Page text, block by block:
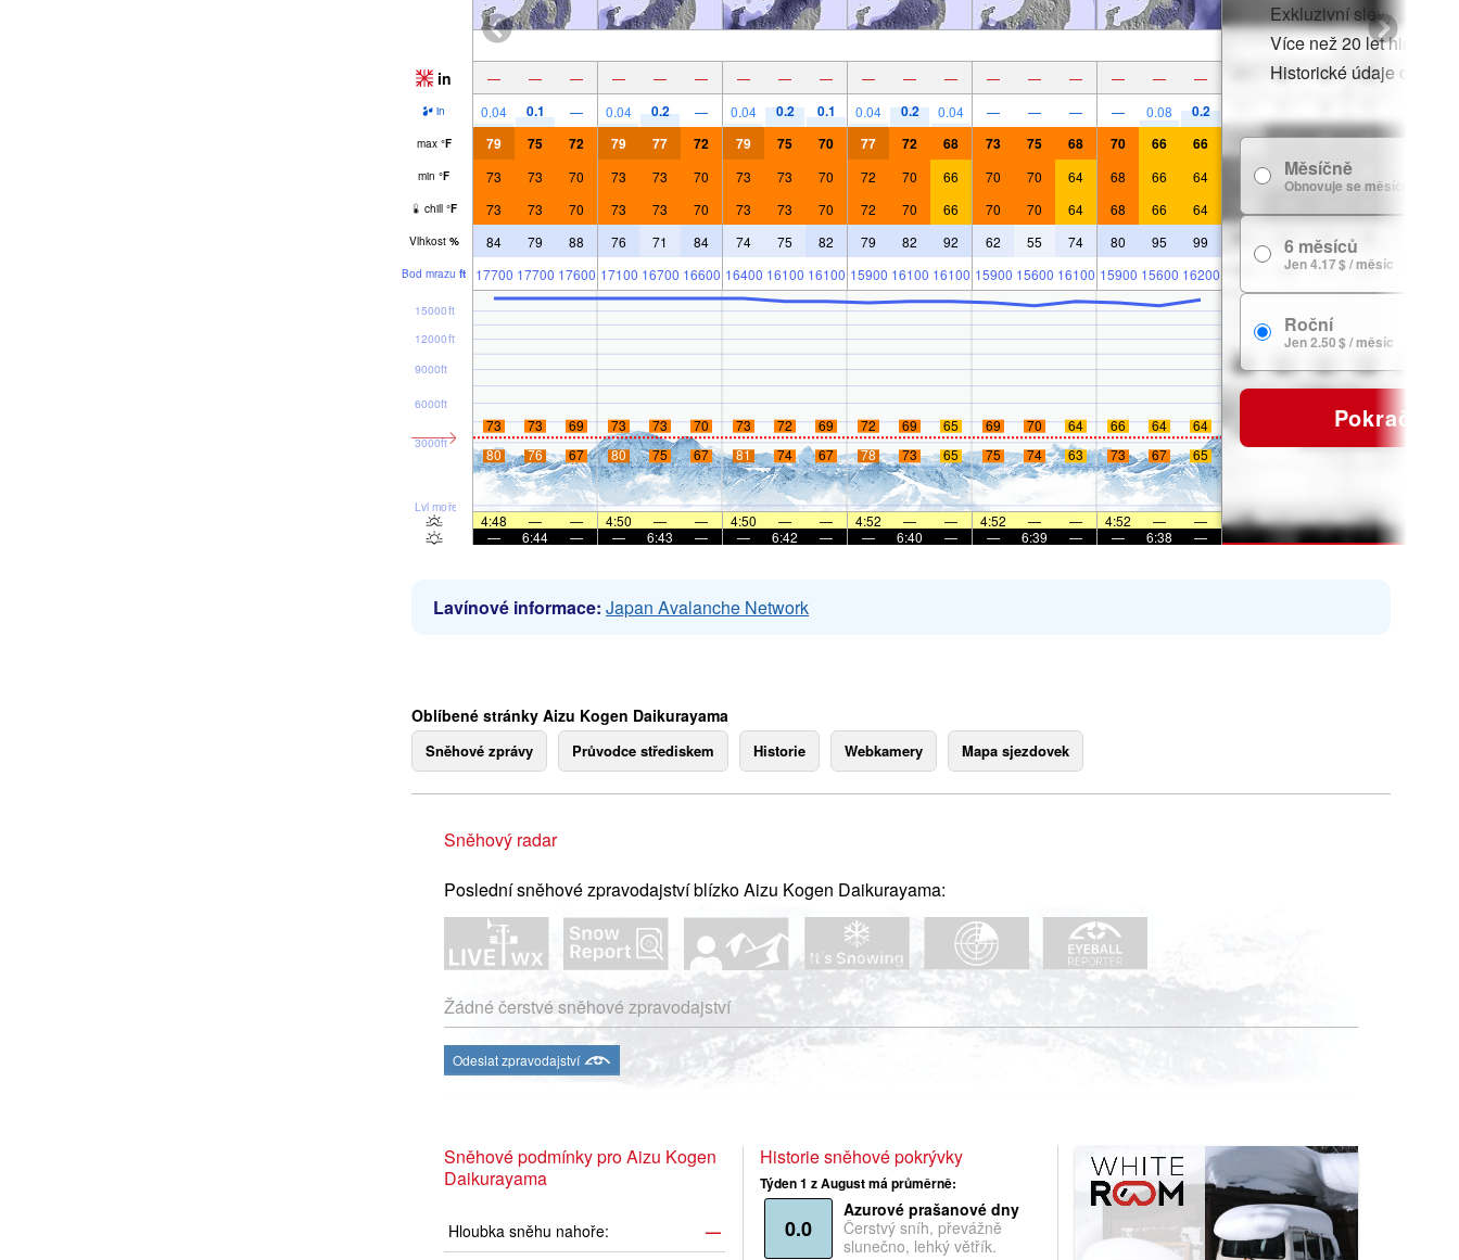
in — — — — — — — — — — — — — — — — — —
in 0.04 0.1 — 0.04 0.2 — 0.04 0.2 0.1 0.04 0.2 0.04 — — — — 0.08 0.2
max °F 79 75 72 79 77 72 79 75 70 77 72 68 73 75 68 70 66 66
min °F 73 73 70 73 73 70 73 73 70 72 70 66 70 70 64 68 66 64
chill °F 73 73 70 73 73 70 73 73 70 72 70 66 70 70 64 68 66 64
Vlhkost % 84 79 88 76 71 84 74 75 82 79 82 92 62 55 74 80 95 99
Bod mrazu ft 17700 17700 17600 17100 16700 16600 16400 16100 16100 15900 16100 16100 15900 15600 16100 15900 15600 16200
Lvl moře
3000ft
6000ft
9000ft
12000ft
15000ft
73 73 69 73 73 70 73 72 69 72 69 65 69 70 64 66 64
64
80
76 67 80 75 67 81 74 67 78 73 65 75 74 63 73 67 65
4:48 — — 4:50 — — 4:50 — — 4:52 — — 4:52 — — 4:52 —
—
—
6:44 — — 6:43 — — 6:42 — — 6:40 — — 6:39 — — 6:38 —
Exkluzivní slevy pro
Více než 20 let historie
Historické údaje o
Měsíčně
Obnovuje se měsíčně
6 měsíců
Jen 4.17 $ / měsíc
Roční
Jen 2.50 $ / měsíc
Pokračovat
Lavínové informace: Japan Avalanche Network
Oblíbené stránky Aizu Kogen Daikurayama
Sněhové zprávy Průvodce střediskem Historie Webkamery Mapa sjezdovek
Sněhový radar
Poslední sněhové zpravodajství blízko Aizu Kogen Daikurayama:
Žádné čerstvé sněhové zpravodajství
Odeslat zpravodajství
Sněhové podmínky pro Aizu Kogen
Daikurayama
Hloubka sněhu nahoře:
—
Historie sněhové pokrývky
Týden 1 z August má průměrně:
0.0
Azurové prašanové dny
Čerstvý sníh, převážně
slunečno, lehký větřík.